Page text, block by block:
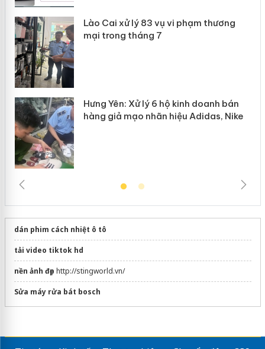
Lào Cai xử lý 83 vụ vi phạm thương
mại trong tháng 7
Hưng Yên: Xử lý 6 hộ kinh doanh bán
hàng giả mạo nhãn hiệu Adidas, Nike
dán phim cách nhiệt ô tô
tải video tiktok hd
nền ảnh đẹp http://stingworld.vn/
Sửa máy rửa bát bosch